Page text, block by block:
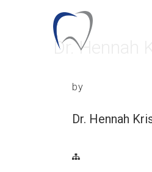
Dr. Hennah
by
Dr. Hennah